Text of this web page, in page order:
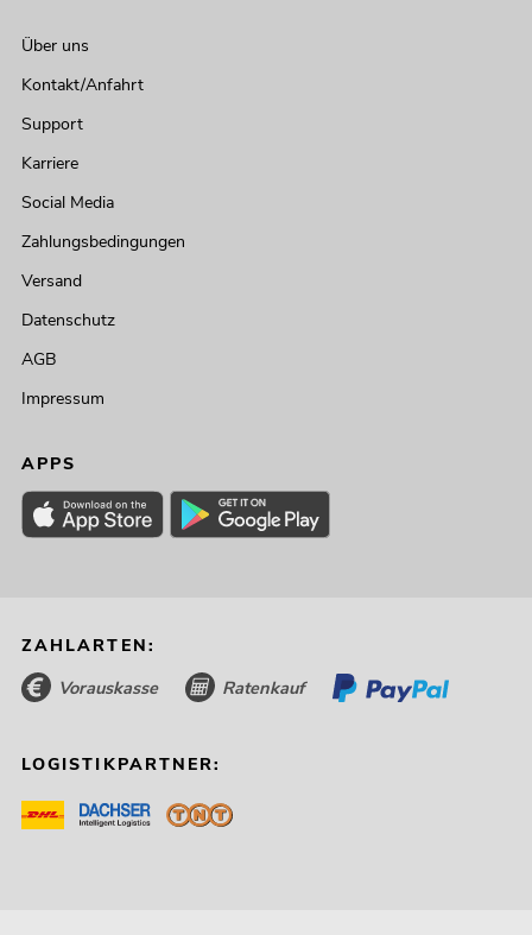
Über uns
Kontakt/Anfahrt
Support
Karriere
Social Media
Zahlungsbedingungen
Versand
Datenschutz
AGB
Impressum
APPS
ZAHLARTEN:
Vorauskasse Ratenkauf
LOGISTIKPARTNER: